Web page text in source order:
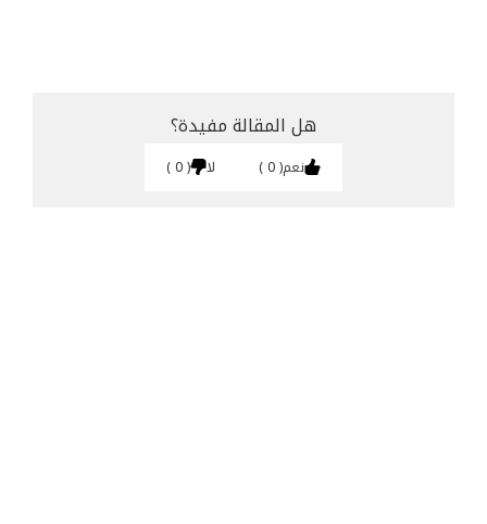
هل المقالة مفيدة؟
نعم 0 لا 0